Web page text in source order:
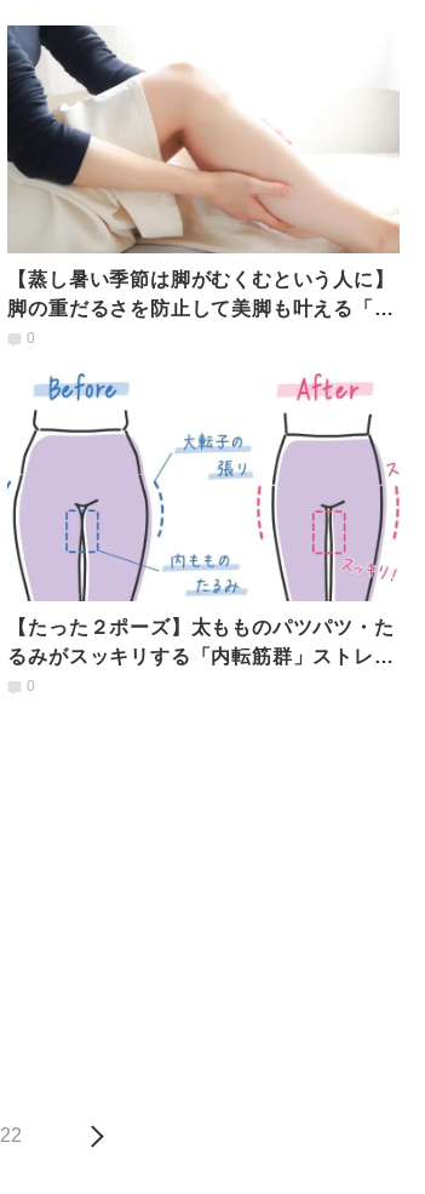
【蒸し暑い季節は脚がむくむという人に】
脚の重だるさを防止して美脚も叶える「ヒ
ールアップポーズ」
0
【たった２ポーズ】太もものパツパツ・た
るみがスッキリする「内転筋群」ストレッ
チ0
22